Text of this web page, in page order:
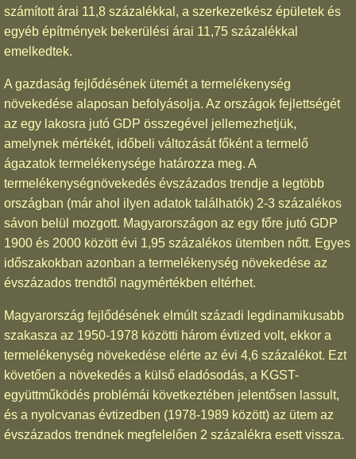
számított árai 11,8 százalékkal, a szerkezetkész épületek és
egyéb építmények bekerülési árai 11,75 százalékkal
emelkedtek.
A gazdaság fejlődésének ütemét a termelékenység
növekedése alaposan befolyásolja. Az országok fejlettségét
az egy lakosra jutó GDP összegével jellemezhetjük,
amelynek mértékét, időbeli változását főként a termelő
ágazatok termelékenysége határozza meg. A
termelékenységnövekedés évszázados trendje a legtöbb
országban (már ahol ilyen adatok találhatók) 2-3 százalékos
sávon belül mozgott. Magyarországon az egy főre jutó GDP
1900 és 2000 között évi 1,95 százalékos ütemben nőtt. Egyes
időszakokban azonban a termelékenység növekedése az
évszázados trendtől nagymértékben eltérhet.
Magyarország fejlődésének elmúlt századi legdinamikusabb
szakasza az 1950-1978 közötti három évtized volt, ekkor a
termelékenység növekedése elérte az évi 4,6 százalékot. Ezt
követően a növekedés a külső eladósodás, a KGST-
együttműködés problémái következtében jelentősen lassult,
és a nyolcvanas évtizedben (1978-1989 között) az ütem az
évszázados trendnek megfelelően 2 százalékra esett vissza.